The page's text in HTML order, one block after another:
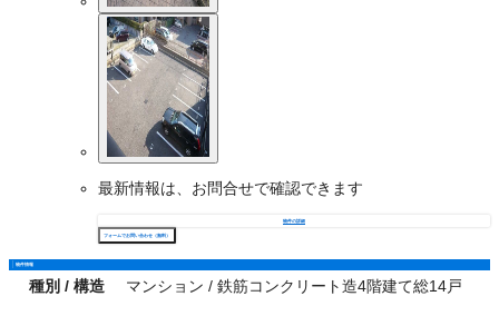
最新情報は、お問合せで確認できます
物件の詳細
フォームでお問い合わせ（無料）
物件情報
種別 / 構造 マンション / 鉄筋コンクリート造4階建て総14戸